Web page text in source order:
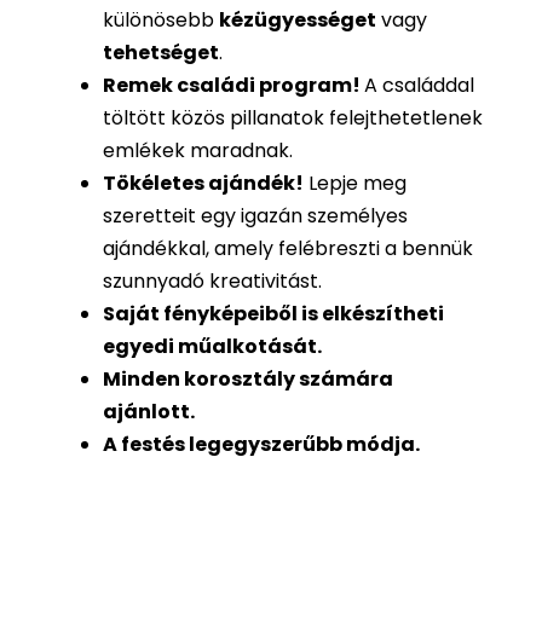
különösebb kézügyességet vagy
tehetséget.
Remek családi program! A családdal
töltött közös pillanatok felejthetetlenek
emlékek maradnak.
Tökéletes ajándék! Lepje meg
szeretteit egy igazán személyes
ajándékkal, amely felébreszti a bennük
szunnyadó kreativitást.
Saját fényképeiből iselkészítheti
egyedi műalkotását.
Minden korosztály számára
ajánlott.
A festés legegyszerűbb módja.